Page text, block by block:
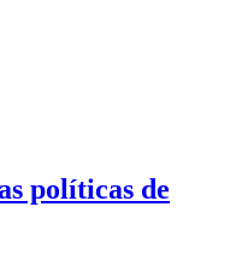
políticas de